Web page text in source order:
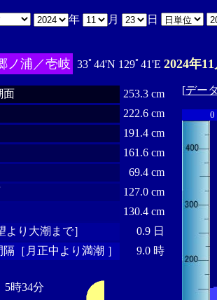
年 月 日
ノ浦／壱岐 33ﾟ44'N 129ﾟ41'E 2024年
面
253.3 cm
222.6 cm
191.4 cm
161.6 cm
69.4 cm
127.0 cm
130.4 cm
より大潮まで］
0.9 日
［月正中より満潮 ］
9.0 時
5時34分
[デー
0